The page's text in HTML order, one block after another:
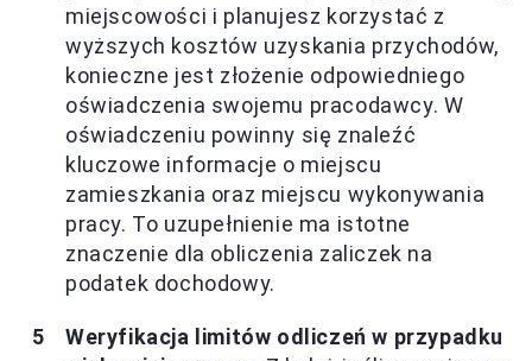
miejscowości i planujesz korzystać z
wyższych kosztów uzyskania przychodów,
konieczne jest złożenie odpowiedniego
oświadczenia swojemu pracodawcy. W
oświadczeniu powinny się znaleźć
kluczowe informacje o miejscu
zamieszkania oraz miejscu wykonywania
pracy. To uzupełnienie ma istotne
znaczenie dla obliczenia zaliczek na
podatek dochodowy.
Weryfikacja limitów odliczeń w przypadku